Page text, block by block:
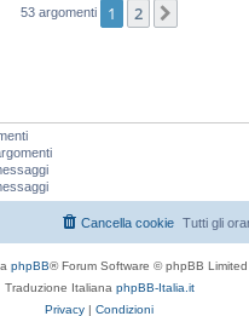
53 argomenti 1 2
Tutti gli
Cancella cookie
phpBB® Forum Software © phpBB Limited
Traduzione Italiana phpBB-Italia.it
Privacy | Condizioni